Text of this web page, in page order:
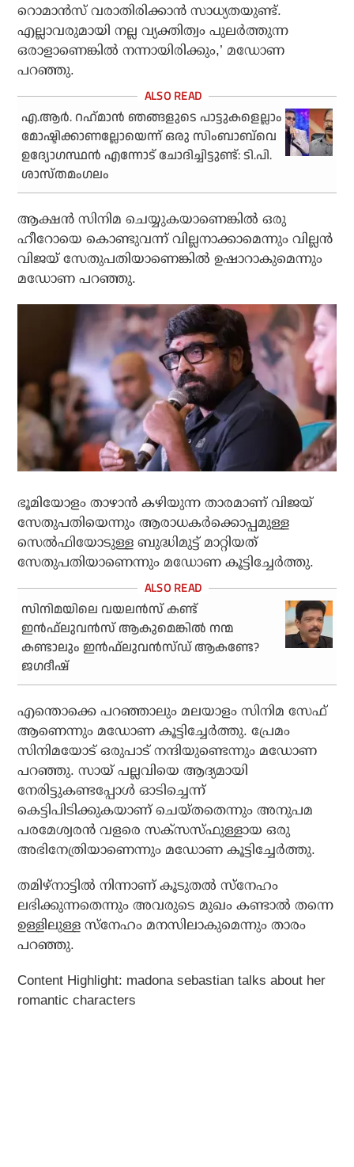
റൊമാന്‍സ് വരാതിരിക്കാന്‍ സാധ്യതയുണ്ട്.
എല്ലാവരുമായി നല്ല വ്യക്തിത്വം പുലര്‍ത്തുന്ന
ഒരാളാണെങ്കില്‍ നന്നായിരിക്കും,’ മഡോണ
പറഞ്ഞു.
എ.ആര്‍. റഹ്‌മാന്‍ ഞങ്ങളുടെ പാട്ടുകളെല്ലാം
മോഷ്ടിക്കാണല്ലോയെന്ന് ഒരു സിംബാബ്‌വെ
ഉദ്യോഗസ്ഥന്‍ എന്നോട് ചോദിച്ചിട്ടുണ്ട്: ടി.പി.
ശാസ്തമംഗലം
ആക്ഷന്‍ സിനിമ ചെയ്യുകയാണെങ്കില്‍ ഒരു
ഹീറോയെ കൊണ്ടുവന്ന് വില്ലനാക്കാമെന്നും വില്ലന്‍
വിജയ് സേതുപതിയാണെങ്കില്‍ ഉഷാറാകുമെന്നും
മഡോണ പറഞ്ഞു.
ഭൂമിയോളം താഴാന്‍ കഴിയുന്ന താരമാണ് വിജയ്
സേതുപതിയെന്നും ആരാധകര്‍ക്കൊപ്പമുള്ള
സെല്‍ഫിയോടുള്ള ബുദ്ധിമുട്ട് മാറ്റിയത്
സേതുപതിയാണെന്നും മഡോണ കൂട്ടിച്ചേര്‍ത്തു.
സിനിമയിലെ വയലന്‍സ് കണ്ട്
ഇന്‍ഫ്‌ലുവന്‍സ് ആകുമെങ്കില്‍ നന്മ
കണ്ടാലും ഇന്‍ഫ്‌ലുവന്‍സ്ഡ് ആകണ്ടേ?
ജഗദീഷ്
എന്തൊക്കെ പറഞ്ഞാലും മലയാളം സിനിമ സേഫ്
ആണെന്നും മഡോണ കൂട്ടിച്ചേര്‍ത്തു. പ്രേമം
സിനിമയോട് ഒരുപാട് നന്ദിയുണ്ടെന്നും മഡോണ
പറഞ്ഞു. സായ് പല്ലവിയെ ആദ്യമായി
നേരിട്ടുകണ്ടപ്പോള്‍ ഓടിച്ചെന്ന്
കെട്ടിപിടിക്കുകയാണ് ചെയ്തതെന്നും അനുപമ
പരമേശ്വരന്‍ വളരെ സക്‌സസ്ഫുള്ളായ ഒരു
അഭിനേത്രിയാണെന്നും മഡോണ കൂട്ടിച്ചേര്‍ത്തു.
തമിഴ്നാട്ടില്‍ നിന്നാണ് കൂടുതല്‍ സ്നേഹം
ലഭിക്കുന്നതെന്നും അവരുടെ മുഖം കണ്ടാല്‍ തന്നെ
ഉള്ളിലുള്ള സ്‌നേഹം മനസിലാകുമെന്നും താരം
പറഞ്ഞു.
Content Highlight: madona sebastian talks about her
romantic characters